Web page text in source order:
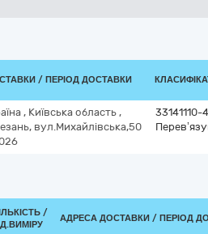
/ ПЕРІОД ДОСТАВКИ
, Київська область ,
вул.Михайлівська,50
33141110-4
/
АДРЕСА ДОСТАВКИ / ПЕРІОД